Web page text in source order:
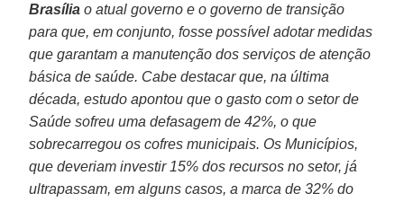
Brasília o atual governo e o governo de transição
para que, em conjunto, fosse possível adotar medidas
que garantam a manutenção dos serviços de atenção
básica de saúde. Cabe destacar que, na última
década, estudo apontou que o gasto com o setor de
Saúde sofreu uma defasagem de 42%, o que
sobrecarregou os cofres municipais. Os Municípios,
que deveriam investir 15% dos recursos no setor, já
ultrapassam, em alguns casos, a marca de 32% do